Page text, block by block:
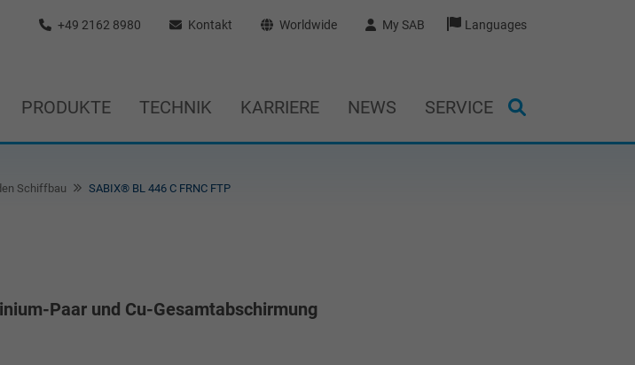
+49 2162 8980 Kontakt Worldwide My SAB Languages
PRODUKTE TECHNIK KARRIERE NEWS SERVICE
Schiffbau SABIX® BL 446 C FRNC FTP
Paar und Cu-Gesamtabschirmung